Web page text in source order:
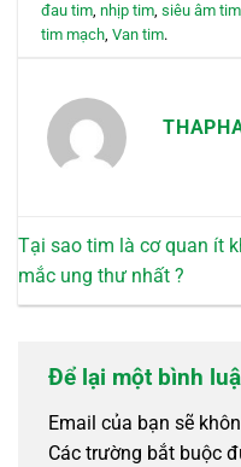
đau tim,nhịp tim,siêu âm tim
tim mạch,Van tim.
Tại sao tim là cơ quan ít
mắc ung thư nhất ?
Để lại một bình
Email của bạn sẽ
Các trường bắt buộc